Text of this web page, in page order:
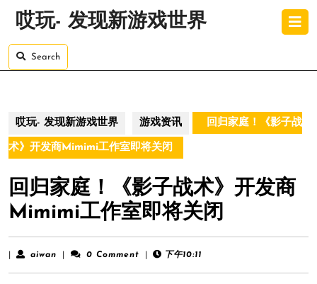
哎玩- 发现新游戏世界
Search
哎玩- 发现新游戏世界 游戏资讯 回归家庭！《影子战
术》开发商Mimimi工作室即将关闭
回归家庭！《影子战术》开发商
Mimimi工作室即将关闭
aiwan aiwan 0 Comment 下午10:11